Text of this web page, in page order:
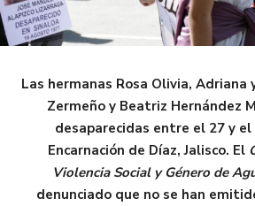
Las hermanas Rosa Olivia, Adriana
Zermeño y Beatriz Hernández
desaparecidas entre el 27 y
Encarnación de Díaz, Jalisco. El
Violencia Social y Género de
denunciado que no se han